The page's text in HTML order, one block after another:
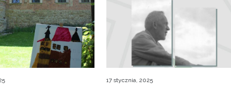
17 stycznia, 2025